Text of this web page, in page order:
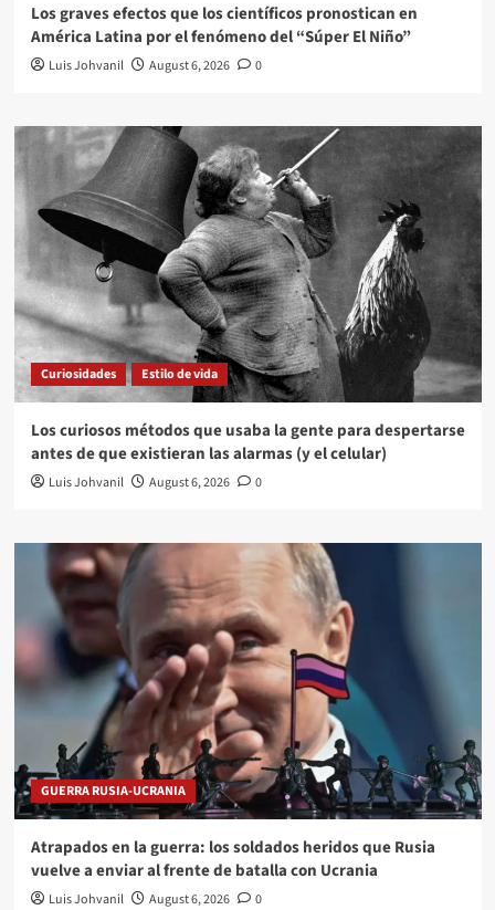
Los graves efectos que los científicos pronostican en
América Latina por el fenómeno del “Súper El Niño”
Luis Johvanil August 6, 2026 0
Curiosidades Estilo de vida
Los curiosos métodos que usaba la gente para despertarse
antes de que existieran las alarmas (y el celular)
Luis Johvanil August 6, 2026 0
GUERRA RUSIA-UCRANIA
Atrapados en la guerra: los soldados heridos que Rusia
vuelve a enviar al frente de batalla con Ucrania
Luis Johvanil August 6, 2026 0